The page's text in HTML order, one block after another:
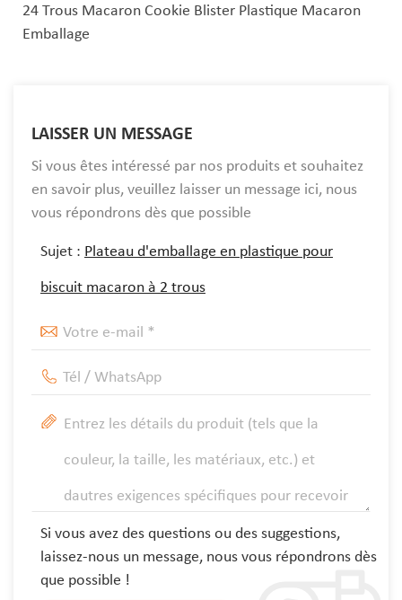
24 Trous Macaron Cookie Blister Plastique Macaron
Emballage
LAISSER UN MESSAGE
Si vous êtes intéressé par nos produits et souhaitez
en savoir plus, veuillez laisser un message ici, nous
vous répondrons dès que possible
Sujet : Plateau d'emballage en plastique pour
biscuit macaron à 2 trous
Si vous avez des questions ou des suggestions,
laissez-nous un message, nous vous répondrons dès
que possible !